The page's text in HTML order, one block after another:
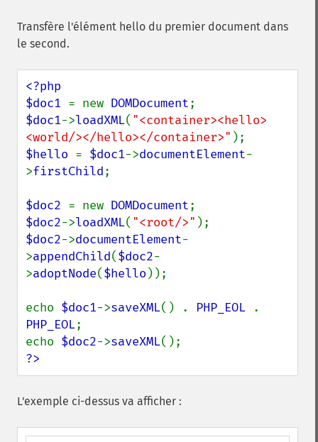
Transfère l'élément hello du premier document dans
le second.
<?php
$doc1 = new DOMDocument
$doc1->loadXML( "<container><hello>
<world/></hello></container>"
$hello = $doc1->documentElement-
>firstChild;
$doc2 = new DOMDocument
$doc2->loadXML( "<root/>"
$doc2->documentElement-
>appendChild($doc2-
>adoptNode($hello ));
echo $doc1->saveXML() . PHP_EOL
PHP_EOL;
echo $doc2->saveXML
?>
L'exemple ci-dessus va afficher :